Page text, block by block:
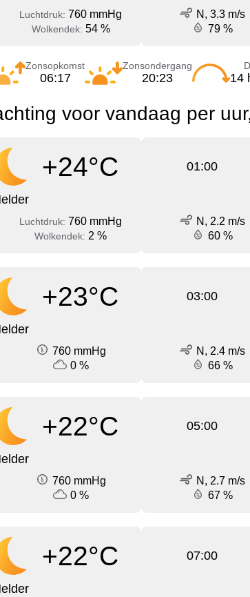
Luchtdruk: 760 mmHg
Wolkendek: 54 %
N, 3.3 m/s
79 %
Zonsopkomst
06:17
Zonsondergang
20:23 14
voor vandaag per
+24°C
Luchtdruk: 760 mmHg
Wolkendek: 2 %
01:00
N, 2.2 m/s
60 %
+23°C
760 mmHg
0 %
03:00
N, 2.4 m/s
66 %
+22°C
760 mmHg
0 %
05:00
N, 2.7 m/s
67 %
+22°C 07:00